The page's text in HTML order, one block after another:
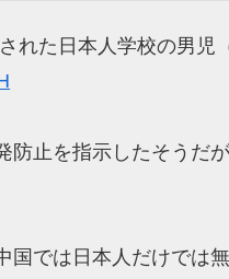
れた日本人学校の男児
防止を指示したそうだ
国では日本人だけでは